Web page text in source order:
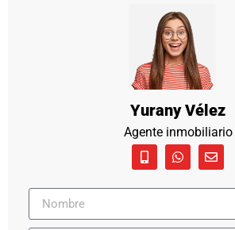
Yurany Vélez
Agente inmobiliario